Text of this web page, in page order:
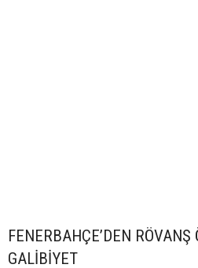
FENERBAHÇE’DEN
GALİBİYET